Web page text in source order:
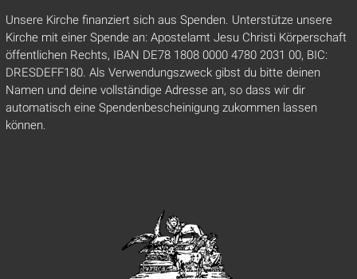
Unsere Kirche finanziert sich aus Spenden. Unterstütze unsere
Kirche mit einer Spende an: Apostelamt Jesu Christi Körperschaft
öffentlichen Rechts, IBAN DE78 1808 0000 4780 2031 00, BIC:
DRESDEFF180. Als Verwendungszweck gibst du bitte deinen
Namen und deine vollständige Adresse an, so dass wir dir
automatisch eine Spendenbescheinigung zukommen lassen
können.